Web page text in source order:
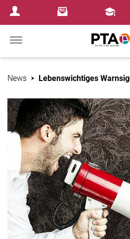
Login MenuNewsletter
News Lebenswichtiges